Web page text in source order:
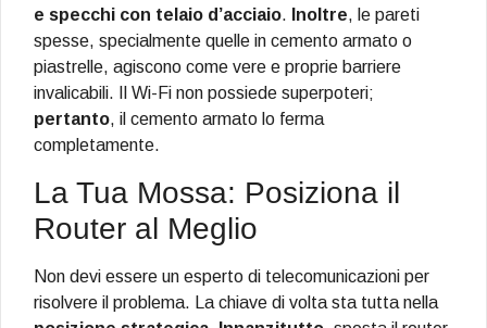
e specchi con telaio d’acciaio. Inoltre, le pareti
spesse, specialmente quelle in cemento armato o
piastrelle, agiscono come vere e proprie barriere
invalicabili. Il Wi-Fi non possiede superpoteri;
pertanto, il cemento armato lo ferma
completamente.
La Tua Mossa: Posiziona il
Router al Meglio
Non devi essere un esperto di telecomunicazioni per
risolvere il problema. La chiave di volta sta tutta nella